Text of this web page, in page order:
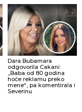
Dara Bubamara
odgovorila Cakani:
„Baba od 80 godina
hoće reklamu preko
mene“, pa komentirala i
Severinu